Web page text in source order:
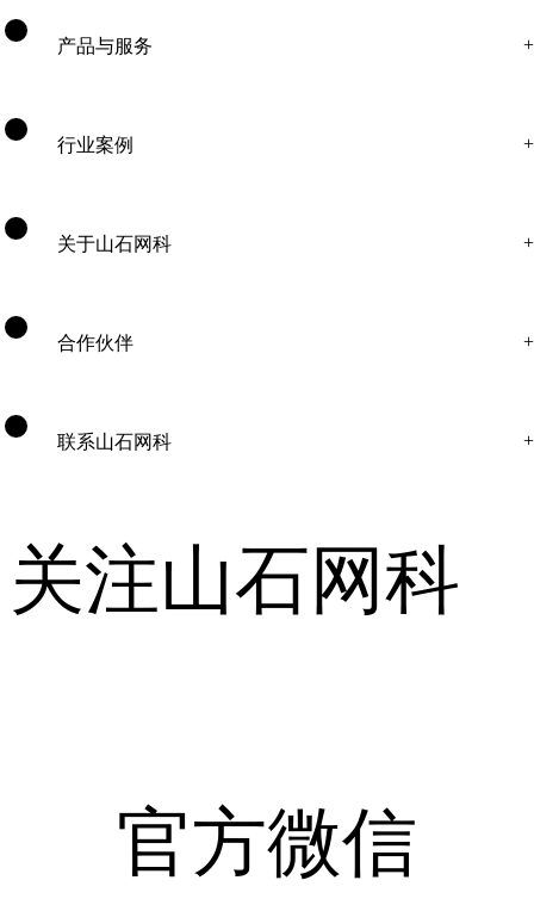
产品与服务
行业案例
关于山石网科
合作伙伴
联系山石网科
关注山石网科
官方微信